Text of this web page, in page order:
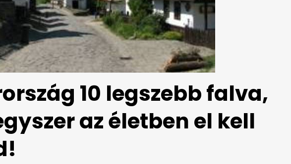
10 legszebb falva,
az életben el kell